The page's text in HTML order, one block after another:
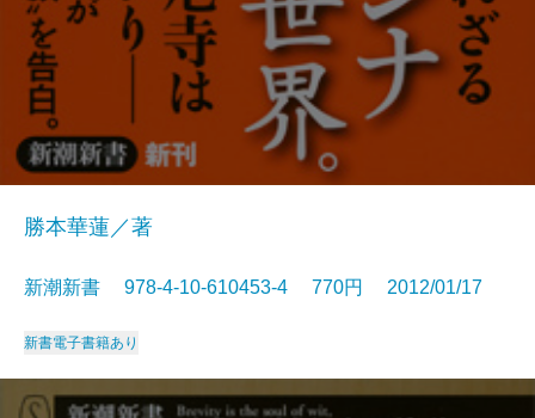
勝本華蓮／著
新潮新書 978-4-10-610453-4 770円 2012/01/17
新書電子書籍あり